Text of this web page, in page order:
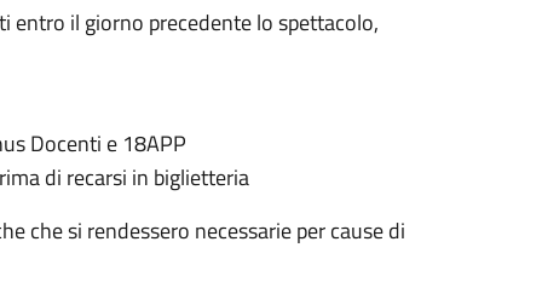
il giorno precedente lo spettacolo,
Docenti e 18APP
di recarsi in biglietteria
che si rendessero necessarie per cause di